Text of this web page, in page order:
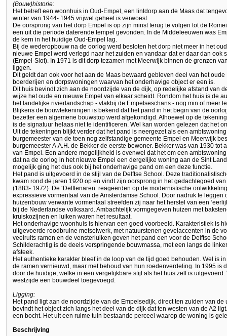
(Bouw)historie:
Het betreft een woonhuis in Oud-Empel, een lintdorp aan de Maas dat
winter van 1944- 1945 vrijwel geheel is verwoest.
De oorsprong van het dorp Empel is op zijn minst terug te volgen tot de
een uit die periode daterende tempel gevonden. In de Middeleeuwen was
de kern in het huidige Oud-Empel lag.
Bij de wederopbouw na de oorlog werd besloten het dorp niet meer in het
nieuwe Empel werd verlegd naar het zuiden en vandaar dat er daar dan ook
(Empel-Slot). In 1971 is dit dorp tezamen met Meerwijk binnen de grenzen
liggen.
Dit geldt dan ook voor het aan de Maas bewaard gebleven deel van het
boerderijen en dorpswoningen waarvan het onderhavige object er een is.
Dit huis bevindt zich aan de noordzijde van de dijk, op redelijke afstand van
wijze het oude en nieuwe Empel van elkaar scheidt. Rondom het huis is de
het landelijke rivierlandschap - vlakbij de Empelseschans - nog min of meer
Blijkens de bouwtekeningen is bekend dat het pand in het begin van de
bezetter een algemene bouwstop werd afgekondigd. Alhoewel op de
is de signatuur helaas niet te identificeren. Wel kan worden gelezen dat het
Uit de tekeningen blijkt verder dat het pand is neergezet als een
burgemeester van de toen nog zelfstandige gemeente Empel en Meerwijk
burgemeester A.A.H. de Bekker de eerste bewoner. Bekker was van 1930
van Empel. Een andere mogelijkheid is evenwel dat het om een
dat na de oorlog in het nieuwe Empel een dergelijke woning aan de Sint
mogelijk ging het dus ook bij het onderhavige pand om een deze functie.
Het pand is uitgevoerd in de stijl van de Delftse School. Deze
kwam rond de jaren 1920 op en vindt zijn oorsprong in het gedachtegoed
(1883- 1972). De ‘Delftenaren’ reageerden op de modernistische
expressieve vormentaal van de Amsterdamse School. Door nadruk te
huizenbouw verwante vormentaal streefden zij naar het herstel van een
bij de Nederlandse volksaard. Ambachtelijk vormgegeven huizen met
kruiskozijnen en luiken waren het resultaat.
Het onderhavige woonhuis is hiervan een goed voorbeeld. Karakteristiek is
uitgevoerde roodbruine metselwerk, met natuurstenen gevelaccenten in de
veelruits ramen en de vensterluiken geven het pand een voor de Delftse
Schilderachtig is de deels verspringende bouwmassa, met een langs de
afsteek.
Het authentieke karakter bleef in de loop van de tijd goed behouden. Wel is
de ramen vernieuwd, maar met behoud van hun roedenverdeling. In 1995 is
door de huidige, welke in een vergelijkbare stijl als het huis zelf is
westzijde een bouwdeel toegevoegd.
Ligging:
Het pand ligt aan de noordzijde van de Empelsedijk, direct ten zuiden van
bevindt het object zich langs het deel van de dijk dat ten westen van de A2
een bocht. Het uit een ruime tuin bestaande perceel waarop de woning is
Beschrijving